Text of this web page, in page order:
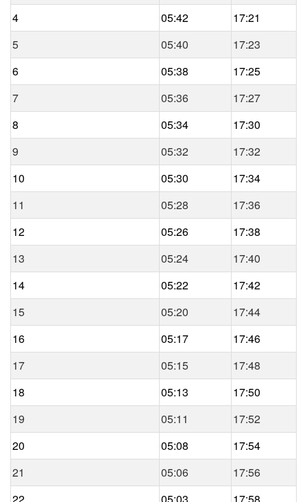
4
05:42
17:21
5
05:40
17:23
6
05:38
17:25
7
05:36
17:27
8
05:34
17:30
9
05:32
17:32
10
05:30
17:34
11
05:28
17:36
12
05:26
17:38
13
05:24
17:40
14
05:22
17:42
15
05:20
17:44
16
05:17
17:46
17
05:15
17:48
18
05:13
17:50
19
05:11
17:52
20
05:08
17:54
21
05:06
17:56